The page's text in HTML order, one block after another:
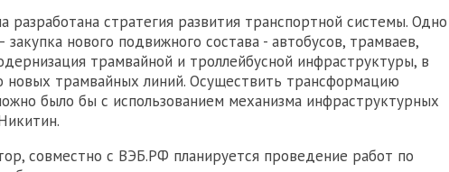
разработана стратегия развития транспортной системы. Одно
закупка нового подвижного состава - автобусов, трамваев,
трамвайной и троллейбусной инфраструктуры, в
новых трамвайных линий. Осуществить трансформацию
было бы с использованием механизма инфраструктурных
совместно с ВЭБ.РФ планируется проведение работ по